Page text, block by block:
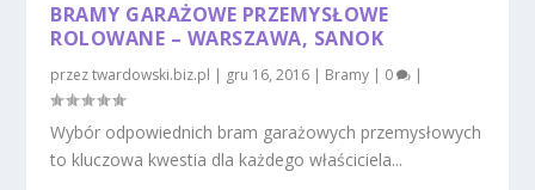
BRAMY GARAŻOWE PRZEMYSŁOWE
ROLOWANE – WARSZAWA, SANOK
przeztwardowski.biz.pl | gru 16, 2016 | Bramy | 0 |
Wybór odpowiednich bram garażowych przemysłowych
to kluczowa kwestia dla każdego właściciela...